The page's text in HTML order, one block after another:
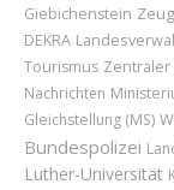
Giebichenstein
DEKRA
Tourismus Zentraler
Nachrichten
Gleichstellung (MS)
Bundespolizei
Luther-Universität